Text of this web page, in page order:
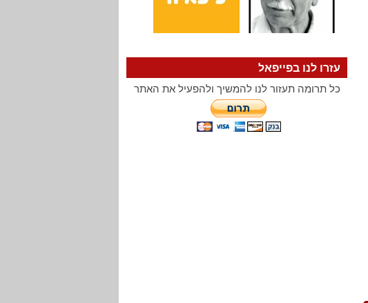
עזרו לנו בפייפאל
כל תרומה תעזור לנו להמשיך ולהפעיל את האתר